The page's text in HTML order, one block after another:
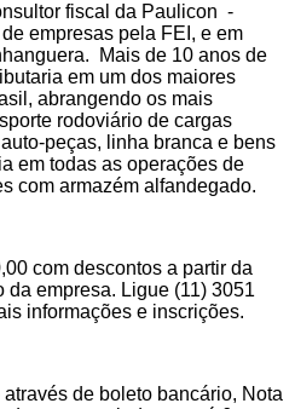
fiscal da Paulicon -
empresas pela FEI, e em
Mais de 10 anos de
em um dos maiores
abrangendo os mais
rodoviário de cargas
peças, linha branca e bens
em todas as operações de
com armazém alfandegado.
com descontos a partir da
empresa. Ligue (11) 3051
informações e inscrições.
de boleto bancário, Nota